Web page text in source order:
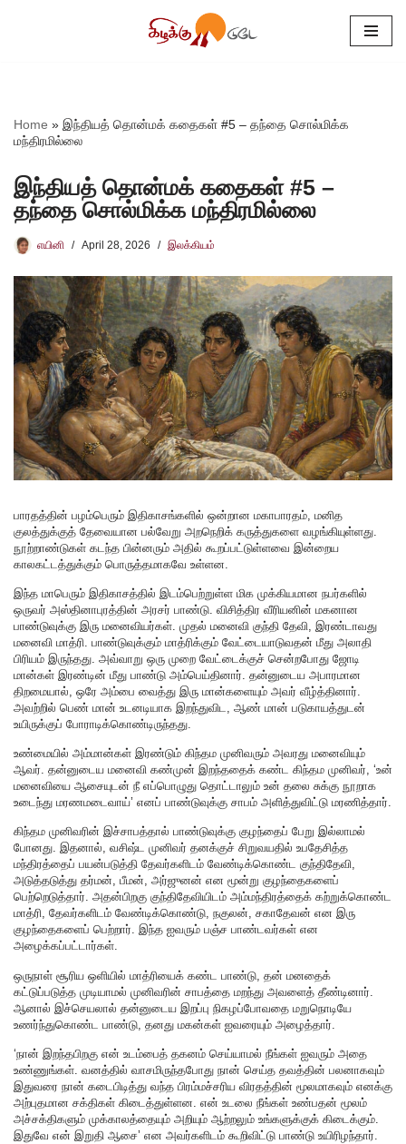
Home » இந்தியத் தொன்மக் கதைகள் #5 – தந்தை சொல்மிக்க
மந்திரமில்லை
இந்தியத் தொன்மக் கதைகள் #5 –
தந்தை சொல்மிக்க மந்திரமில்லை
எயினி April 28, 2026 இலக்கியம்
பாரதத்தின் பழம்பெரும் இதிகாசங்களில் ஒன்றான மகாபாரதம், மனித
குலத்துக்குத் தேவையான பல்வேறு அறநெறிக் கருத்துகளை வழங்கியுள்ளது.
நூற்றாண்டுகள் கடந்த பின்னரும் அதில் கூறப்பட்டுள்ளவை இன்றைய
காலகட்டத்துக்கும் பொருத்தமாகவே உள்ளன.
இந்த மாபெரும் இதிகாசத்தில் இடம்பெற்றுள்ள மிக முக்கியமான நபர்களில்
ஒருவர் அஸ்தினாபுரத்தின் அரசர் பாண்டு. விசித்திர வீரியனின் மகனான
பாண்டுவுக்கு இரு மனைவியர்கள். முதல் மனைவி குந்தி தேவி, இரண்டாவது
மனைவி மாத்ரி. பாண்டுவுக்கும் மாத்ரிக்கும் வேட்டையாடுவதன் மீது அலாதி
பிரியம் இருந்தது. அவ்வாறு ஒரு முறை வேட்டைக்குச் சென்றபோது ஜோடி
மான்கள் இரண்டின் மீது பாண்டு அம்பெய்தினார். தன்னுடைய அபாரமான
திறமையால், ஒரே அம்பை வைத்து இரு மான்களையும் அவர் வீழ்த்தினார்.
அவற்றில் பெண் மான் உடனடியாக இறந்துவிட, ஆண் மான் படுகாயத்துடன்
உயிருக்குப் போராடிக்கொண்டிருந்தது.
உண்மையில் அம்மான்கள் இரண்டும் கிந்தம முனிவரும் அவரது மனைவியும்
ஆவர். தன்னுடைய மனைவி கண்முன் இறந்ததைக் கண்ட கிந்தம முனிவர், ‘உன்
மனைவியை ஆசையுடன் நீ எப்பொழுது தொட்டாலும் உன் தலை சுக்கு நூறாக
உடைந்து மரணமடைவாய்’ எனப் பாண்டுவுக்கு சாபம் அளித்துவிட்டு மரணித்தார்.
கிந்தம முனிவரின் இச்சாபத்தால் பாண்டுவுக்கு குழந்தைப் பேறு இல்லாமல்
போனது. இதனால், வசிஷ்ட முனிவர் தனக்குச் சிறுவயதில் உபதேசித்த
மந்திரத்தைப் பயன்படுத்தி தேவர்களிடம் வேண்டிக்கொண்ட குந்திதேவி,
அடுத்தடுத்து தர்மன், பீமன், அர்ஜுனன் என மூன்று குழந்தைகளைப்
பெற்றெடுத்தார். அதன்பிறகு குந்திதேவியிடம் அம்மந்திரத்தைக் கற்றுக்கொண்ட
மாத்ரி, தேவர்களிடம் வேண்டிக்கொண்டு, நகுலன், சகாதேவன் என இரு
குழந்தைகளைப் பெற்றார். இந்த ஐவரும் பஞ்ச பாண்டவர்கள் என
அழைக்கப்பட்டார்கள்.
ஒருநாள் சூரிய ஒளியில் மாத்ரியைக் கண்ட பாண்டு, தன் மனதைக்
கட்டுப்படுத்த முடியாமல் முனிவரின் சாபத்தை மறந்து அவளைத் தீண்டினார்.
ஆனால் இச்செயலால் தன்னுடைய இறப்பு நிகழப்போவதை மறுநொடியே
உணர்ந்துகொண்ட பாண்டு, தனது மகன்கள் ஐவரையும் அழைத்தார்.
‘நான் இறந்தபிறகு என் உடம்பைத் தகனம் செய்யாமல் நீங்கள் ஐவரும் அதை
உண்ணுங்கள். வனத்தில் வாசமிருந்தபோது நான் செய்த தவத்தின் பலனாகவும்
இதுவரை நான் கடைபிடித்து வந்த பிரம்மச்சரிய விரதத்தின் மூலமாகவும் எனக்கு
அற்புதமான சக்திகள் கிடைத்துள்ளன. என் உடலை நீங்கள் உண்பதன் மூலம்
அச்சக்திகளும் முக்காலத்தையும் அறியும் ஆற்றலும் உங்களுக்குக் கிடைக்கும்.
இதுவே என் இறுதி ஆசை’ என அவர்களிடம் கூறிவிட்டு பாண்டு உயிரிழந்தார்.